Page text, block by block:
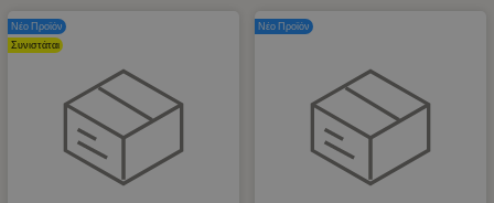
Νέο Προϊόν
Συνιστάται
Νέο Προϊόν